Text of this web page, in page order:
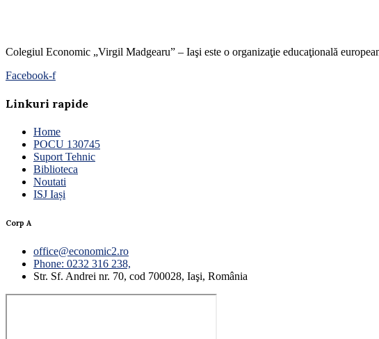
Colegiul Economic „Virgil Madgearu” – Iaşi este o organizaţie educaţională
Facebook-f
Linkuri rapide
Home
POCU 130745
Suport Tehnic
Biblioteca
Noutati
ISJ Iași
Corp A
office@economic2.ro
Phone: 0232 316 238,
Str. Sf. Andrei nr. 70, cod 700028, Iaşi, România